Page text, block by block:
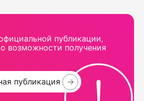
публикации,
возможности получения
публикация